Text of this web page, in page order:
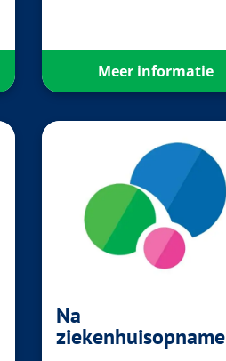
Meer informatie
Na
ziekenhuisopname